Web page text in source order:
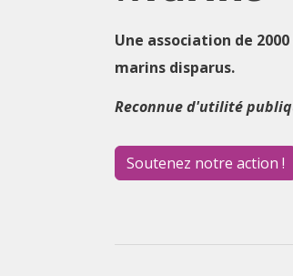
Une association de
marins disparus.
Reconnue d'utilité
Soutenez notre action !